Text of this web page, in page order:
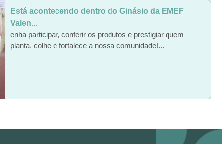
Está acontecendo dentro do Ginásio da EMEF
Valen...
enha participar, conferir os produtos e prestigiar quem
planta, colhe e fortalece a nossa comunidade!...